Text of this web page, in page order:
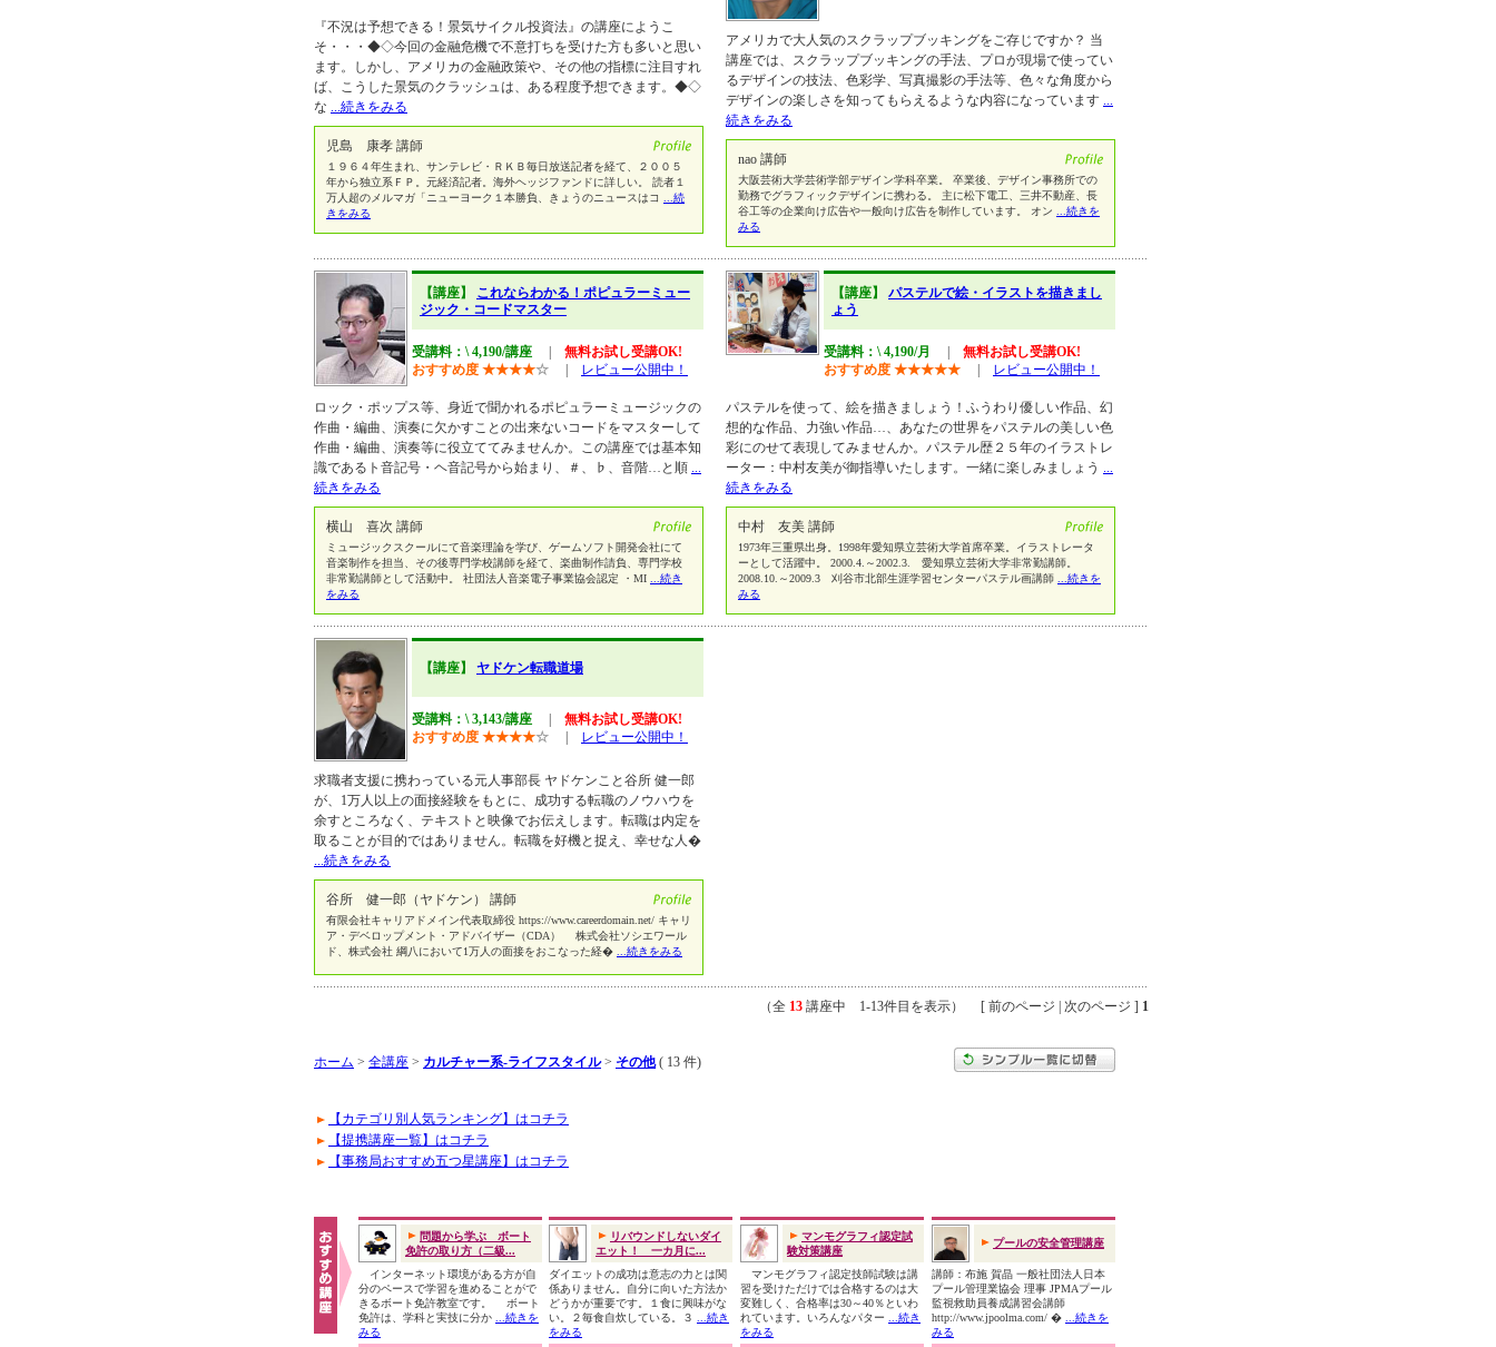
『不況は予想できる！景気サイクル投資法』の講座にようこ
そ・・・◆◇今回の金融危機で不意打ちを受けた方も多いと思い
ます。しかし、アメリカの金融政策や、その他の指標に注目すれ
ば、こうした景気のクラッシュは、ある程度予想できます。◆◇
な ...続きをみる
児島 康孝 講師
１９６４年生まれ、サンテレビ・ＲＫＢ毎日放送記者を経て、２００５
年から独立系ＦＰ。元経済記者。海外ヘッジファンドに詳しい。 読者１
万人超のメルマガ「ニューヨーク１本勝負、きょうのニュースはコ
...続
きをみる
アメリカで大人気のスクラップブッキングをご存じですか？ 当
講座では、スクラップブッキングの手法、プロが現場で使ってい
るデザインの技法、色彩学、写真撮影の手法等、色々な角度から
デザインの楽しさを知ってもらえるような内容になっています ...
続きをみる
nao 講師
大阪芸術大学芸術学部デザイン学科卒業。 卒業後、デザイン事務所での
勤務でグラフィックデザインに携わる。 主に松下電工、三井不動産、長
谷工等の企業向け広告や一般向け広告を制作しています。 オン
...続きを
みる
【講座】 これならわかる！ポピュラーミュー
ジック・コードマスター
受講料：\ 4,190/講座
無料お試し受講OK!
おすすめ度 ★★★★☆ レビュー公開中！
ロック・ポップス等、身近で聞かれるポピュラーミュージックの
作曲・編曲、演奏に欠かすことの出来ないコードをマスターして
作曲・編曲、演奏等に役立ててみませんか。この講座では基本知
識であるト音記号・ヘ音記号から始まり、＃、♭、音階…と順 ...
続きをみる
横山 喜次 講師
ミュージックスクールにて音楽理論を学び、ゲームソフト開発会社にて
音楽制作を担当、その後専門学校講師を経て、楽曲制作請負、専門学校
非常勤講師として活動中。 社団法人音楽電子事業協会認定 ・MI
...続き
をみる
【講座】 パステルで絵・イラストを描きまし
ょう
受講料：\ 4,190/月
無料お試し受講OK!
おすすめ度 ★★★★★ レビュー公開中！
パステルを使って、絵を描きましょう！ふうわり優しい作品、幻
想的な作品、力強い作品…、あなたの世界をパステルの美しい色
彩にのせて表現してみませんか。パステル歴２５年のイラストレ
ーター：中村友美が御指導いたします。一緒に楽しみましょう ...
続きをみる
中村 友美 講師
1973年三重県出身。1998年愛知県立芸術大学首席卒業。イラストレータ
ーとして活躍中。 2000.4.～2002.3. 愛知県立芸術大学非常勤講師。
2008.10.～2009.3 刈谷市北部生涯学習センターパステル画講師
...続きを
みる
【講座】 ヤドケン転職道場
受講料：\ 3,143/講座
無料お試し受講OK!
おすすめ度 ★★★★☆ レビュー公開中！
求職者支援に携わっている元人事部長 ヤドケンこと谷所 健一郎
が、1万人以上の面接経験をもとに、成功する転職のノウハウを
余すところなく、テキストと映像でお伝えします。転職は内定を
取ることが目的ではありません。転職を好機と捉え、幸せな人�
...続きをみる
谷所 健一郎（ヤドケン） 講師
有限会社キャリアドメイン代表取締役 https://www.careerdomain.net/ キャリ
ア・デベロップメント・アドバイザー（CDA） 株式会社ソシエワール
ド、株式会社 綱八において1万人の面接をおこなった経�
...続きをみる
（全 13 講座中 1-13件目を表示） [ 前のページ | 次のページ ] 1
ホーム > 全講座 > カルチャー系-ライフスタイル> その他 ( 13 件)
【カテゴリ別人気ランキング】はコチラ
【提携講座一覧】はコチラ
【事務局おすすめ五つ星講座】はコチラ
問題から学ぶ ボート
免許の取り方（二級...
インターネット環境がある方が自
分のペースで学習を進めることがで
きるボート免許教室です。 ボート
免許は、学科と実技に分か
...続きを
みる
リバウンドしないダイ
エット！ 一カ月に...
ダイエットの成功は意志の力とは関
係ありません。自分に向いた方法か
どうかが重要です。１食に興味がな
い。２毎食自炊している。３
...続き
をみる
マンモグラフィ認定試
験対策講座
マンモグラフィ認定技師試験は講
習を受けただけでは合格するのは大
変難しく、合格率は30～40％といわ
れています。いろんなパター
...続き
をみる
プールの安全管理講座
講師：布施 賀晶 一般社団法人日本
プール管理業協会 理事 JPMAプール
監視救助員養成講習会講師
http://www.jpoolma.com/ �
...続きを
みる